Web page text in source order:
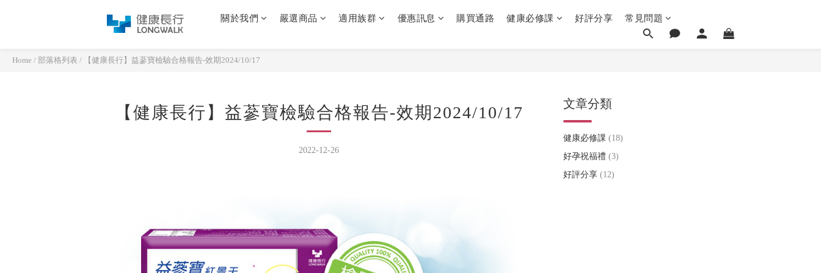
關於我們 嚴選商品 適用族群 優惠訊息 購買通路 健康必修課 好評分享 常見問題
Home / 部落格列表 / 【健康長行】益蔘寶檢驗合格報告-效期2024/10/17
【健康長行】益蔘寶檢驗合格報告-效期2024/10/17
2022-12-26
文章分類
健康必修課 (18)
好孕祝福禮 (3)
好評分享 (12)